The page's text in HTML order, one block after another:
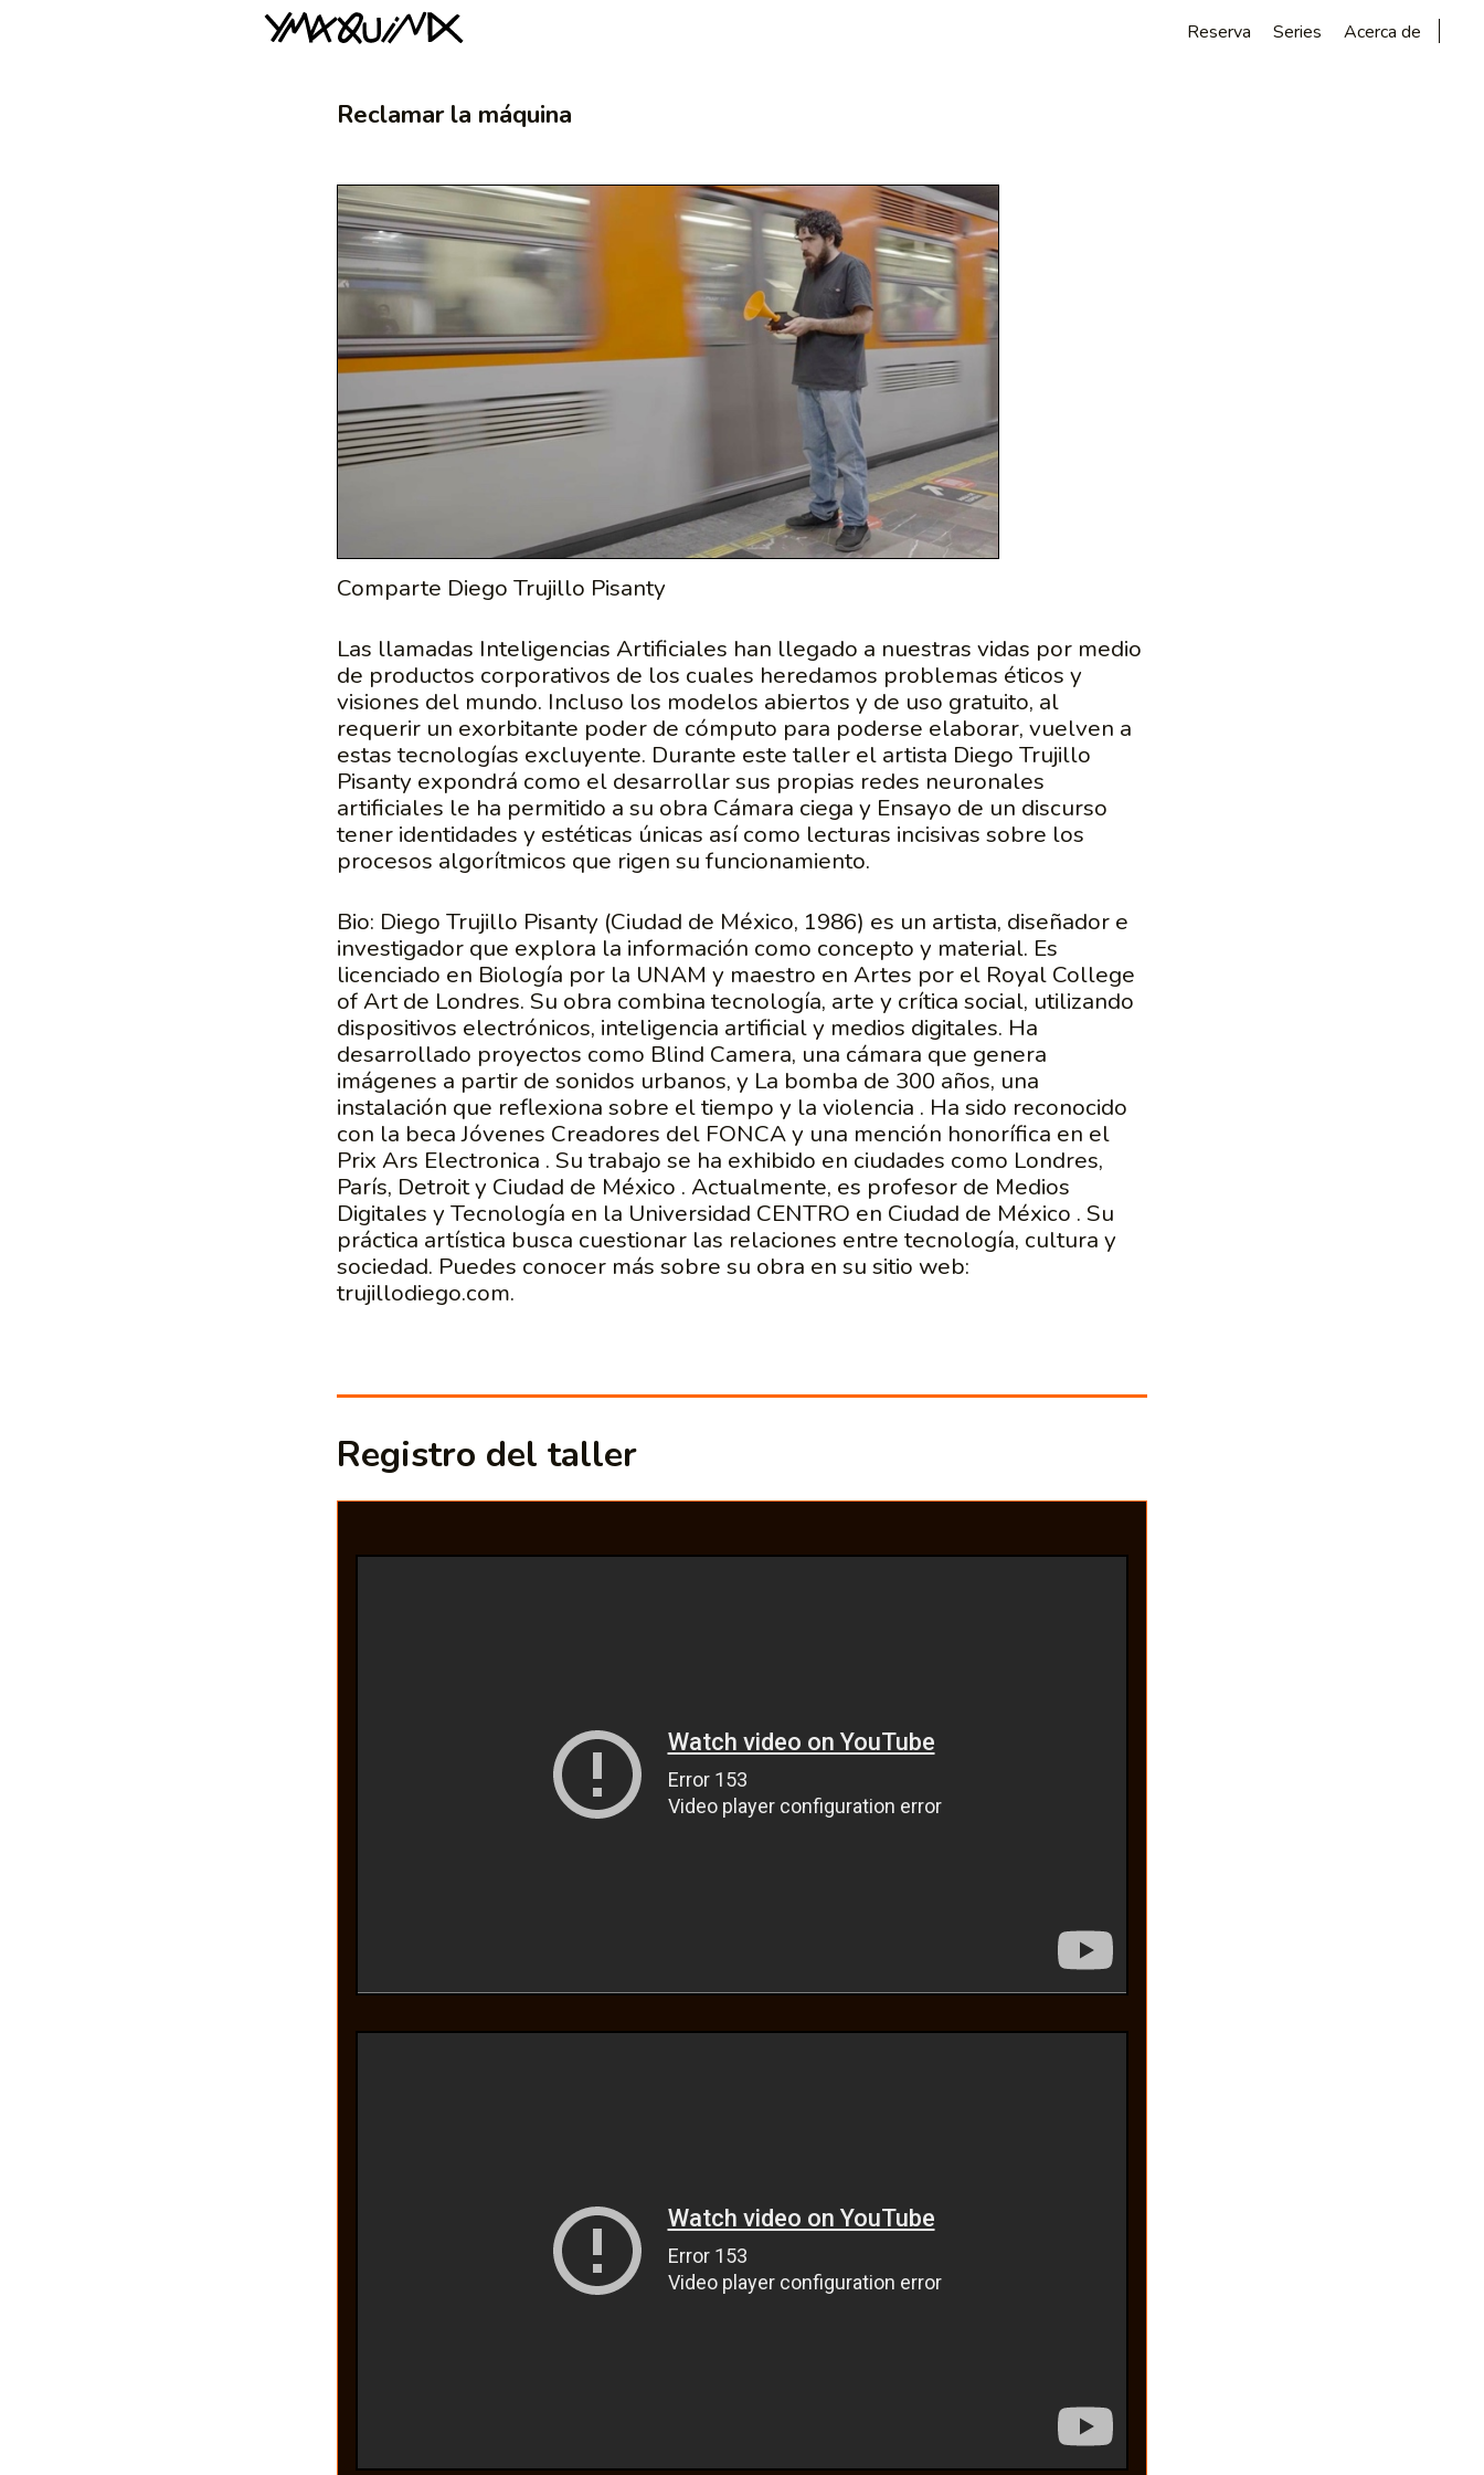
Reserva Series Acerca de
Reclamar la máquina
Comparte Diego Trujillo Pisanty
Las llamadas Inteligencias Artificiales han llegado a nuestras vidas por medio
de productos corporativos de los cuales heredamos problemas éticos y
visiones del mundo. Incluso los modelos abiertos y de uso gratuito, al
requerir un exorbitante poder de cómputo para poderse elaborar, vuelven a
estas tecnologías excluyente. Durante este taller el artista Diego Trujillo
Pisanty expondrá como el desarrollar sus propias redes neuronales
artificiales le ha permitido a su obra Cámara ciega y Ensayo de un discurso
tener identidades y estéticas únicas así como lecturas incisivas sobre los
procesos algorítmicos que rigen su funcionamiento.
Bio: Diego Trujillo Pisanty (Ciudad de México, 1986) es un artista, diseñador e
investigador que explora la información como concepto y material. Es
licenciado en Biología por la UNAM y maestro en Artes por el Royal College
of Art de Londres. Su obra combina tecnología, arte y crítica social, utilizando
dispositivos electrónicos, inteligencia artificial y medios digitales. Ha
desarrollado proyectos como Blind Camera, una cámara que genera
imágenes a partir de sonidos urbanos, y La bomba de 300 años, una
instalación que reflexiona sobre el tiempo y la violencia . Ha sido reconocido
con la beca Jóvenes Creadores del FONCA y una mención honorífica en el
Prix Ars Electronica . Su trabajo se ha exhibido en ciudades como Londres,
París, Detroit y Ciudad de México . Actualmente, es profesor de Medios
Digitales y Tecnología en la Universidad CENTRO en Ciudad de México . Su
práctica artística busca cuestionar las relaciones entre tecnología, cultura y
sociedad. Puedes conocer más sobre su obra en su sitio web:
trujillodiego.com.
Registro del taller